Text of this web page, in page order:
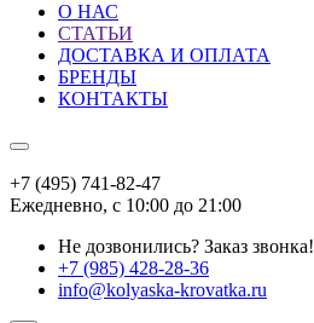
О НАС
СТАТЬИ
ДОСТАВКА И ОПЛАТА
БРЕНДЫ
КОНТАКТЫ
+7 (495) 741-82-47
Ежедневно, с 10:00 до 21:00
Не дозвонились? Заказ звонка!
+7 (985) 428-28-36
info@kolyaska-krovatka.ru